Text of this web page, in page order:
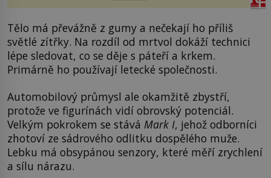
Tělo má převážně z gumy a nečekají ho příliš
světlé zítřky. Na rozdíl od mrtvol dokáží technici
lépe sledovat, co se děje s páteří a krkem.
Primárně ho používají letecké společnosti.
Automobilový průmysl ale okamžitě zbystří,
protože ve figurínách vidí obrovský potenciál.
Velkým pokrokem se stává Mark I, jehož odborníci
zhotoví ze sádrového odlitku dospělého muže.
Lebku má obsypánou senzory, které měří zrychlení
a sílu nárazu.